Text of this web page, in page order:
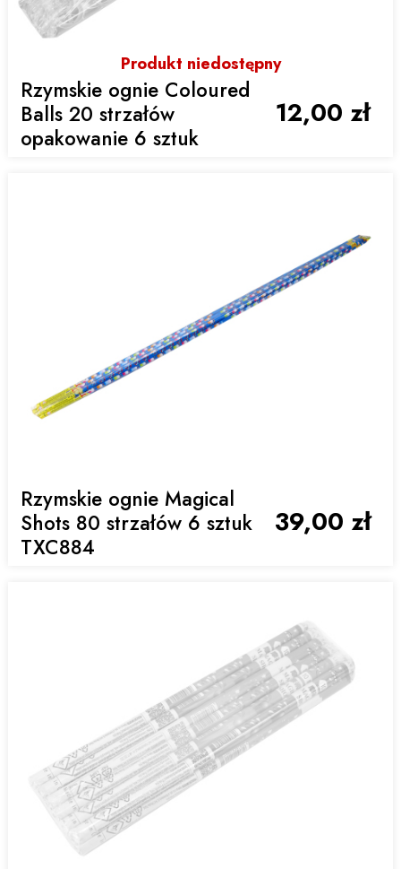
Produkt niedostępny
Rzymskie ognie Coloured
Balls 20 strzałów
opakowanie 6 sztuk
12,00 zł
Rzymskie ognie Magical
Shots 80 strzałów 6 sztuk
TXC884
39,00 zł